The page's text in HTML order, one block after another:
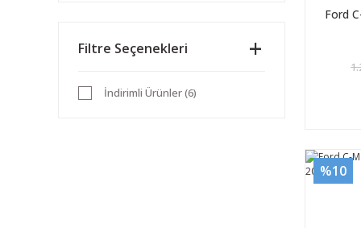
Filtre Seçenekleri
İndirimli Ürünler (6)
Ford
%10